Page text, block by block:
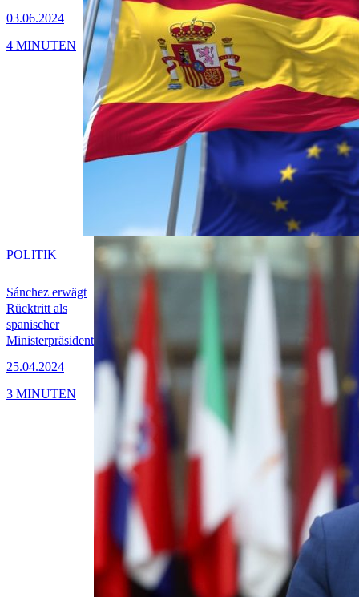
03.06.2024
4 MINUTEN
Sánchez erwägt
Rücktritt als
spanischer
Ministerpräsident
25.04.2024
POLITIK
3 MINUTEN